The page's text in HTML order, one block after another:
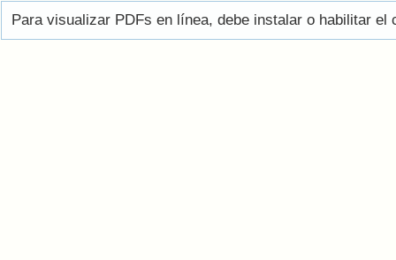
Para visualizar PDFs en línea, debe instalar o habilitar el